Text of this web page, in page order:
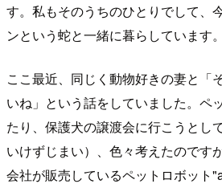
す。私もそのうちのひとりでして、
ンという蛇と一緒に暮らしています。
ここ最近、同じく動物好きの妻と「
いね」という話をしていました。ペ
たり、保護犬の譲渡会に行こうとし
いけずじまい）、色々考えたのです
会社が販売しているペットロボット